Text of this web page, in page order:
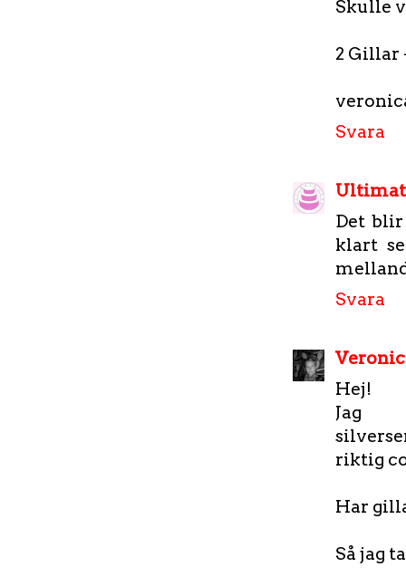
Skulle
2 Gillar
Svara
Det blir
klart
Svara
Hej!
Jag
riktig
Har
Så jag